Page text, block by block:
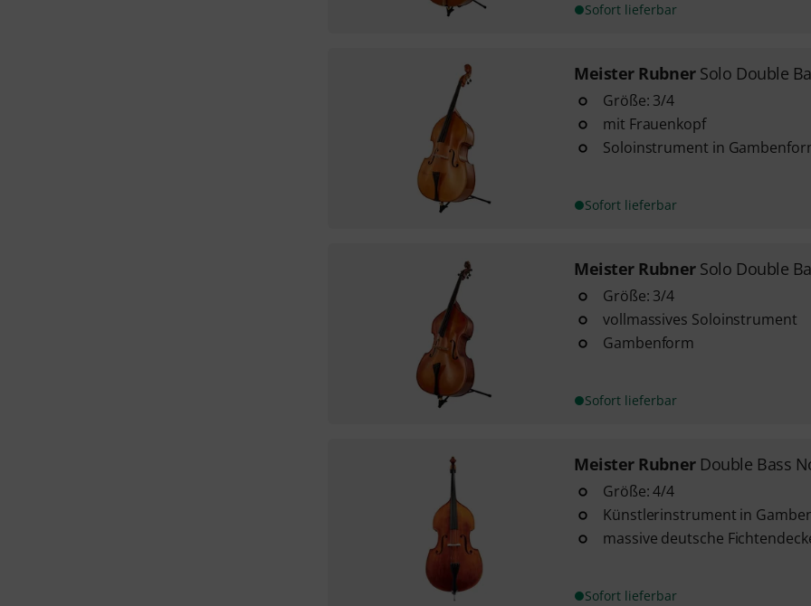
Sofort lieferbar
Meister Rubner Solo Double
Größe: 3/4
mit Frauenkopf
Soloinstrument in
Sofort lieferbar
Meister Rubner Solo Double
Größe: 3/4
vollmassives Soloinstrument
Gambenform
Sofort lieferbar
Meister Rubner Double Bass
Größe: 4/4
Künstlerinstrument in
massive deutsche
Sofort lieferbar